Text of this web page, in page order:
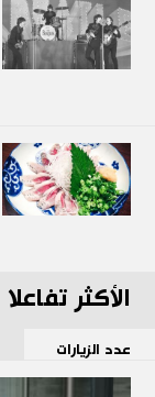
الأكثر تفاعلا
عدد الزيارات